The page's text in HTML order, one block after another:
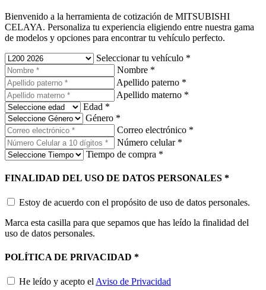
Bienvenido a la herramienta de cotización de MITSUBISHI
CELAYA. Personaliza tu experiencia eligiendo entre nuestra gama
de modelos y opciones para encontrar tu vehículo perfecto.
Seleccionar tu vehículo *
Nombre *
Apellido paterno *
Apellido materno *
Edad *
Género *
Correo electrónico *
Número celular *
Tiempo de compra *
FINALIDAD DEL USO DE DATOS PERSONALES *
Estoy de acuerdo con el propósito de uso de datos personales.
Marca esta casilla para que sepamos que has leído la finalidad del
uso de datos personales.
POLÍTICA DE PRIVACIDAD *
He leído y acepto el Aviso de Privacidad